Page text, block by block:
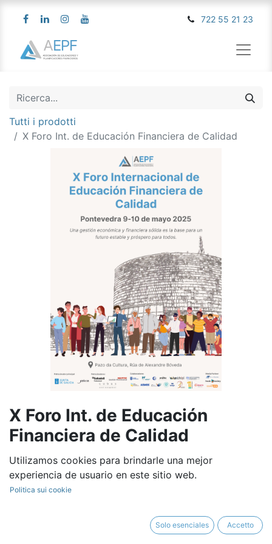
722 55 21 23
Tutti i prodotti
X Foro Int. de Educación Financiera de Calidad
X Foro Int. de Educación
Financiera de Calidad
40,00€
Utilizamos cookies para brindarle una mejor
experiencia de usuario en este sitio web.
Politica sui cookie
Solo esenciales Accetto